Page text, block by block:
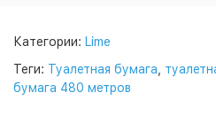
Категории: Lime
Теги: Туалетная бумага
бумага 480 метров